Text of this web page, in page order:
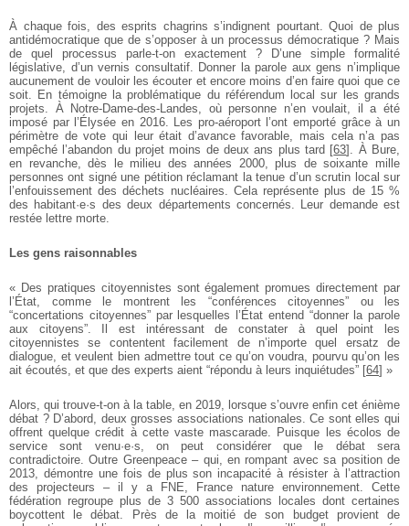
À chaque fois, des esprits chagrins s’indignent pourtant. Quoi de plus
antidémocratique que de s’opposer à un processus démocratique ? Mais
de quel processus parle-t-on exactement ? D’une simple formalité
législative, d’un vernis consultatif. Donner la parole aux gens n’implique
aucunement de vouloir les écouter et encore moins d’en faire quoi que ce
soit. En témoigne la problématique du référendum local sur les grands
projets. À Notre-Dame-des-Landes, où personne n’en voulait, il a été
imposé par l’Élysée en 2016. Les pro-aéroport l’ont emporté grâce à un
périmètre de vote qui leur était d’avance favorable, mais cela n’a pas
empêché l’abandon du projet moins de deux ans plus tard [63] . À Bure,
en revanche, dès le milieu des années 2000, plus de soixante mille
personnes ont signé une pétition réclamant la tenue d’un scrutin local sur
l’enfouissement des déchets nucléaires. Cela représente plus de 15 %
des habitant·e·s des deux départements concernés. Leur demande est
restée lettre morte.
Les gens raisonnables
« Des pratiques citoyennistes sont également promues directement par
l’État, comme le montrent les “conférences citoyennes” ou les
“concertations citoyennes” par lesquelles l’État entend “donner la parole
aux citoyens”. Il est intéressant de constater à quel point les
citoyennistes se contentent facilement de n’importe quel ersatz de
dialogue, et veulent bien admettre tout ce qu’on voudra, pourvu qu’on les
ait écoutés, et que des experts aient “répondu à leurs inquiétudes” [64] »
Alors, qui trouve-t-on à la table, en 2019, lorsque s’ouvre enfin cet énième
débat ? D’abord, deux grosses associations nationales. Ce sont elles qui
offrent quelque crédit à cette vaste mascarade. Puisque les écolos de
service sont venu·e·s, on peut considérer que le débat sera
contradictoire. Outre Greenpeace – qui, en rompant avec sa position de
2013, démontre une fois de plus son incapacité à résister à l’attraction
des projecteurs – il y a FNE, France nature environnement. Cette
fédération regroupe plus de 3 500 associations locales dont certaines
boycottent le débat. Près de la moitié de son budget provient de